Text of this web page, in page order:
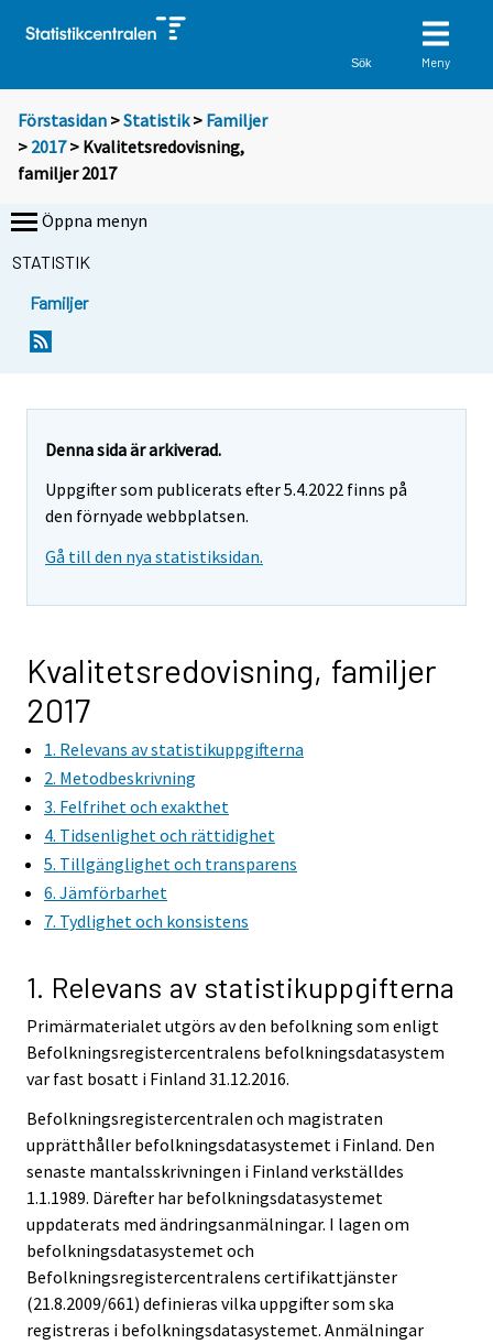
Sök Meny
Förstasidan >Statistik > Familjer
> 2017> Kvalitetsredovisning,
familjer 2017
Öppna menyn
STATISTIK
Familjer
Denna sida är arkiverad.
Uppgifter som publicerats efter 5.4.2022 finns på
den förnyade webbplatsen.
Gå till den nya statistiksidan.
Kvalitetsredovisning, familjer
2017
1. Relevans av statistikuppgifterna
2. Metodbeskrivning
3. Felfrihet och exakthet
4. Tidsenlighet och rättidighet
5. Tillgänglighet och transparens
6. Jämförbarhet
7. Tydlighet och konsistens
1. Relevans av statistikuppgifterna
Primärmaterialet utgörs av den befolkning som enligt
Befolkningsregistercentralens befolkningsdatasystem
var fast bosatt i Finland 31.12.2016.
Befolkningsregistercentralen och magistraten
upprätthåller befolkningsdatasystemet i Finland. Den
senaste mantalsskrivningen i Finland verkställdes
1.1.1989. Därefter har befolkningsdatasystemet
uppdaterats med ändringsanmälningar. I lagen om
befolkningsdatasystemet och
Befolkningsregistercentralens certifikattjänster
(21.8.2009/661) definieras vilka uppgifter som ska
registreras i befolkningsdatasystemet. Anmälningar